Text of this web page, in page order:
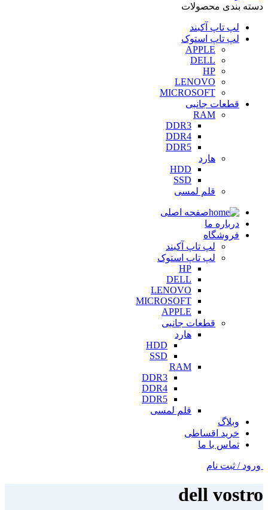
دسته بندی محصولات
لپ تاپ آکبند
لپ تاپ استوک
APPLE
DELL
HP
LENOVO
MICROSOFT
قطعات جانبی
RAM
DDR3
DDR4
DDR5
هارد
HDD
SSD
قلم لمسی
صفحه اصلی
درباره ما
فروشگاه
لپ تاپ آکبند
لپ تاپ استوک
HP
DELL
LENOVO
MICROSOFT
APPLE
قطعات جانبی
هارد
HDD
SSD
RAM
DDR3
DDR4
DDR5
قلم لمسی
وبلاگ
خرید اقساطی
تماس با ما
ورود / ثبت نام
dell vostro